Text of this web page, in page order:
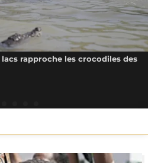
rapproche les crocodiles des